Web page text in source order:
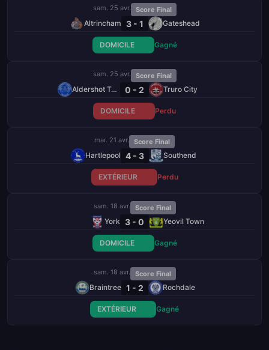
sam. 25 avr. Score Final
Altrincham 3 - 1 Gateshead
DOMICILE Gagné
sam. 25 avr. Score Final
Aldershot Town 0 - 2 Truro City
DOMICILE Perdu
mar. 21 avr. Score Final
Hartlepool 4 - 3 Southend
EXTÉRIEUR Perdu
sam. 18 avr. Score Final
York 3 - 0 Yeovil Town
DOMICILE Gagné
sam. 18 avr. Score Final
Braintree 1 - 2 Rochdale
EXTÉRIEUR Gagné